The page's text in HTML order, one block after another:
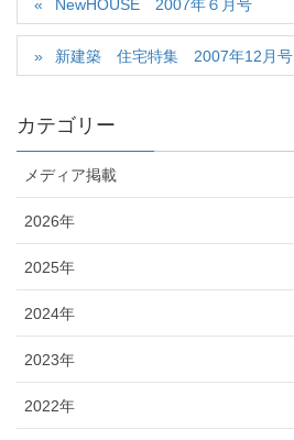
NewHOUSE 2007年６月号
新建築 住宅特集 2007年12月号
カテゴリー
メディア掲載
2026年
2025年
2024年
2023年
2022年